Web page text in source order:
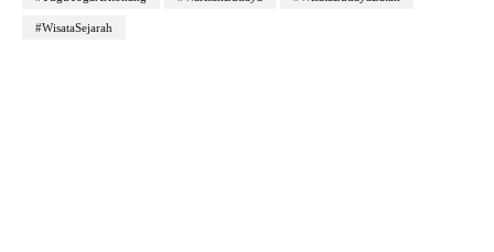
#WisataSejarah